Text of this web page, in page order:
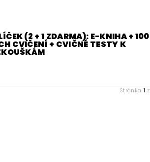
(2 + 1 ZDARMA): E-KNIHA + 100
CVIČENÍ + CVIČNÉ TESTY K
Stránka 1 z